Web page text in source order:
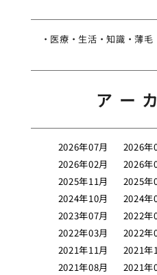
医療 生活 知識 薄毛
アー
2026年07月 2026年
2026年02月
2026年
2025年11月
2025年
2024年10月
2024年
2023年07月
2022年
2022年03月
2022年
2021年11月
2021年
2021年08月
2021年